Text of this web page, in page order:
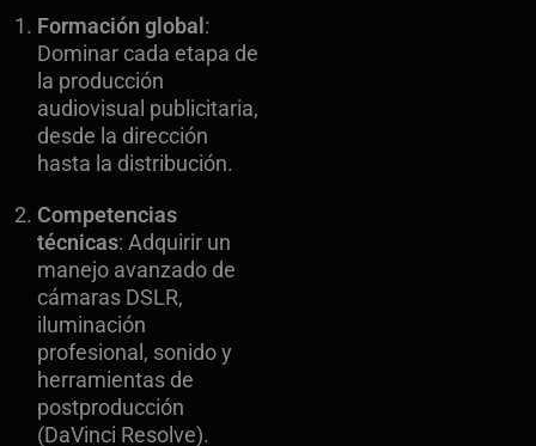
Formación global :
Dominar cada etapa de
la producción
audiovisual publicitaria,
desde la dirección
hasta la distribución.
Competencias
técnicas: Adquirir un
manejo avanzado de
cámaras DSLR,
iluminación
profesional, sonido y
herramientas de
postproducción
(DaVinci Resolve).